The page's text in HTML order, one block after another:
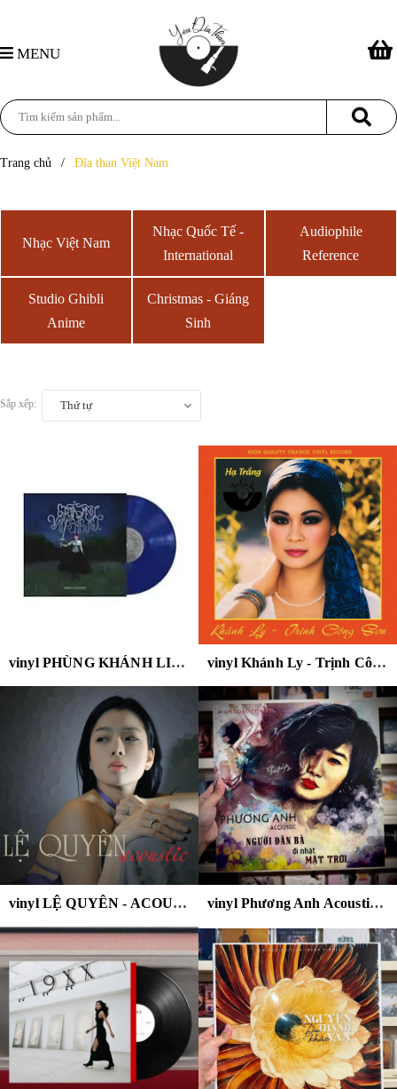
MENU
Trang chủ / Đĩa than Việt Nam
Nhạc Việt Nam
Nhạc Quốc Tế -
International
Audiophile
Reference
Studio Ghibli
Anime
Christmas - Giáng
Sinh
Sắp xếp: Thứ tự
vinyl PHÙNG KHÁNH LINH - GIỮA MỘT VẠN NGƯỜI - THE 3RD ALBUM (STARRY NIGHT VINYL LP) vinyl Khánh Ly - Trịnh Công Sơn - Hạ Trắng ( đĩa màu cam )
vinyl LỆ QUYÊN - ACOUSTIC LIVE - MUSIC LIVE SOUND vinyl Phương Anh Acoustic - Người đàn bà đi nhặt mặt trời .